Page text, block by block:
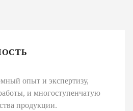
опыт и экспертизу,
и многоступенчатую
продукции.